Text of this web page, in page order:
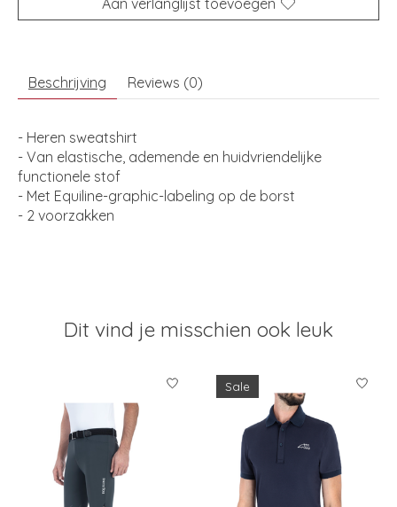
Beschrijving Reviews (0)
- Heren sweatshirt
- Van elastische, ademende en huidvriendelijke
functionele stof
- Met Equiline-graphic-labeling op de borst
- 2 voorzakken
Dit vind je misschien ook leuk
Items van productcarrousel
Sale